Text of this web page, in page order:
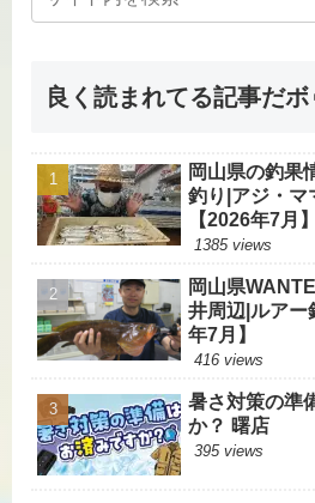
良く読まれてる記事だボ
岡山県の釣果
釣り|アジ・マ
【2026年7月】
1385 views
岡山県
井周辺|ルアー
年7月】
416 views
暑さ対策の準
か？ 曙店
395 views